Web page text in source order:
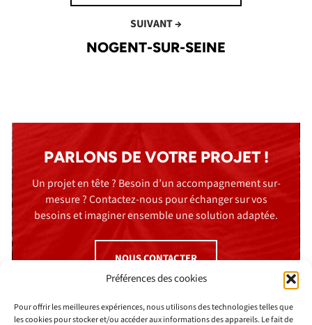
Préférences des cookies
Pour offrir les meilleures expériences, nous utilisons des technologies telles que
les cookies pour stocker et/ou accéder aux informations des appareils. Le fait de
SUIVANT →
NOGENT-SUR-SEINE
PARLONS DE VOTRE PROJET !
Un projet en tête ? Besoin d’un accompagnement sur-
mesure ? Contactez-nous pour échanger sur vos
besoins et imaginer ensemble une solution adaptée.
NOUS CONTACTER